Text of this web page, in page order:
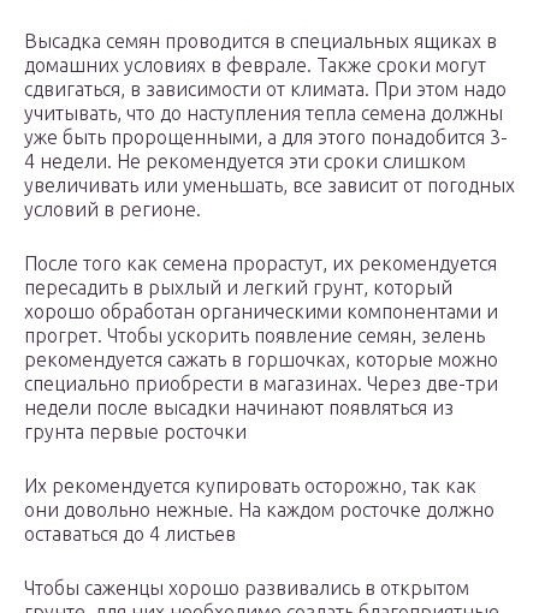
Высадка семян проводится в специальных ящиках в
домашних условиях в феврале. Также сроки могут
сдвигаться, в зависимости от климата. При этом надо
учитывать, что до наступления тепла семена должны
уже быть пророщенными, а для этого понадобится 3-
4 недели. Не рекомендуется эти сроки слишком
увеличивать или уменьшать, все зависит от погодных
условий в регионе.
После того как семена прорастут, их рекомендуется
пересадить в рыхлый и легкий грунт, который
хорошо обработан органическими компонентами и
прогрет. Чтобы ускорить появление семян, зелень
рекомендуется сажать в горшочках, которые можно
специально приобрести в магазинах. Через две-три
недели после высадки начинают появляться из
грунта первые росточки
Их рекомендуется купировать осторожно, так как
они довольно нежные. На каждом росточке должно
оставаться до 4 листьев
Чтобы саженцы хорошо развивались в открытом